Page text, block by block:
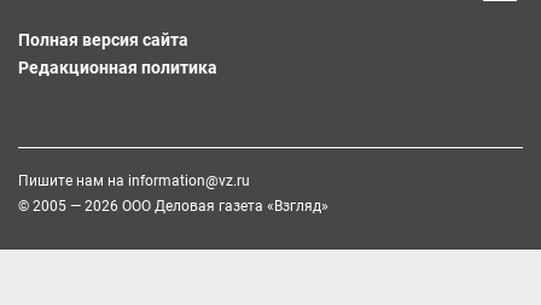
Полная версия сайта
Редакционная политика
Пишите нам на information@vz.ru
© 2005 — 2026 ООО Деловая газета «Взгляд»